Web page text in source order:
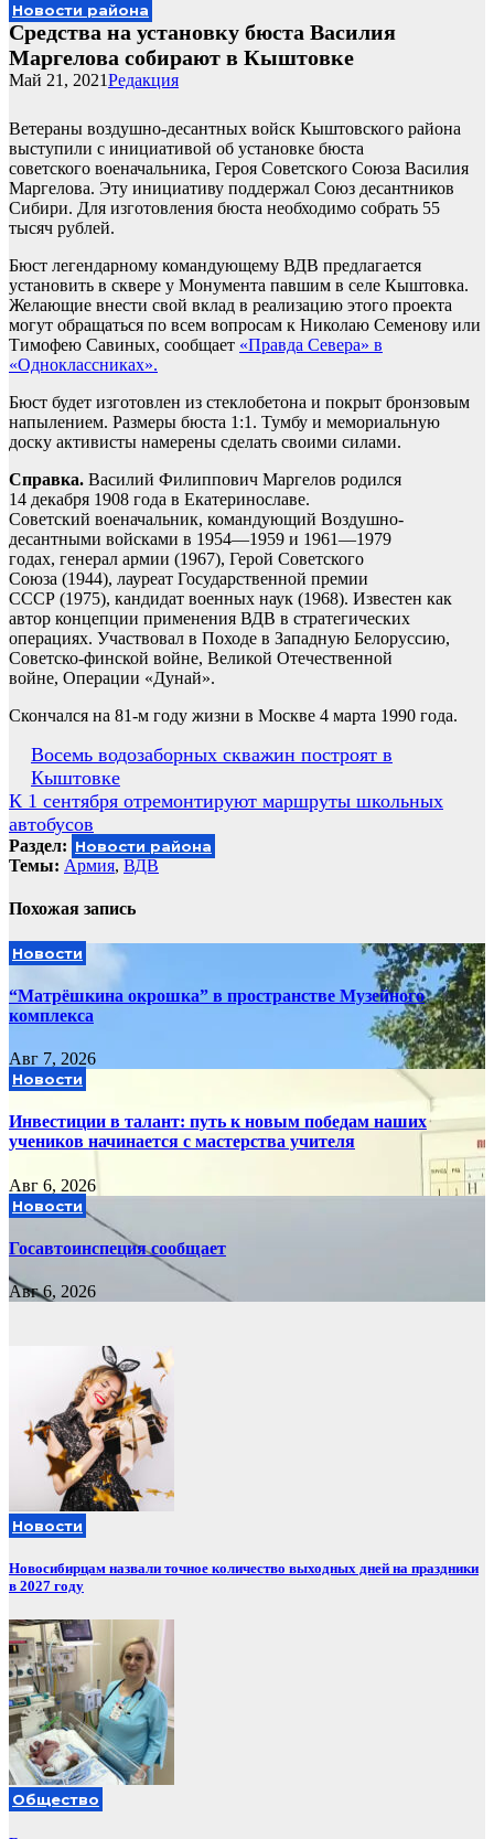
Новости района
Средства на установку бюста Василия
Маргелова собирают в Кыштовке
Редакция
Май 21, 2021
Ветераны воздушно-десантных войск Кыштовского района
выступили с инициативой об установке бюста
советского военачальника, Героя Советского Союза Василия
Маргелова. Эту инициативу поддержал Союз десантников
Сибири. Для изготовления бюста необходимо собрать 55
тысяч рублей.
Бюст легендарному командующему ВДВ предлагается
установить в сквере у Монумента павшим в селе Кыштовка.
Желающие внести свой вклад в реализацию этого проекта
могут обращаться по всем вопросам к Николаю Семенову или
Тимофею Савиных, сообщает «Правда Севера» в
«Одноклассниках».
Бюст будет изготовлен из стеклобетона и покрыт бронзовым
напылением. Размеры бюста 1:1. Тумбу и мемориальную
доску активисты намерены сделать своими силами.
Справка. Василий Филиппович Маргелов родился
14 декабря 1908 года в Екатеринославе.
Советский военачальник, командующий Воздушно-
десантными войсками в 1954—1959 и 1961—1979
годах, генерал армии (1967), Герой Советского
Союза (1944), лауреат Государственной премии
СССР (1975), кандидат военных наук (1968). Известен как
автор концепции применения ВДВ в стратегических
операциях. Участвовал в Походе в Западную Белоруссию,
Советско-финской войне, Великой Отечественной
войне, Операции «Дунай».
Скончался на 81-м году жизни в Москве 4 марта 1990 года.
Навигация
по
записям
Восемь водозаборных скважин построят в
Кыштовке
К 1 сентября отремонтируют маршруты школьных
автобусов
Раздел: Новости района
Темы: Армия, ВДВ
Похожая запись
Новости
“Матрёшкина окрошка” в пространстве Музейного
комплекса
Авг 7, 2026
Новости
Инвестиции в талант: путь к новым победам наших
учеников начинается с мастерства учителя
Авг 6, 2026
Новости
Госавтоинспеция сообщает
Авг 6, 2026
Новости
Новосибирцам назвали точное количество выходных дней на праздники
в 2027 году
Общество